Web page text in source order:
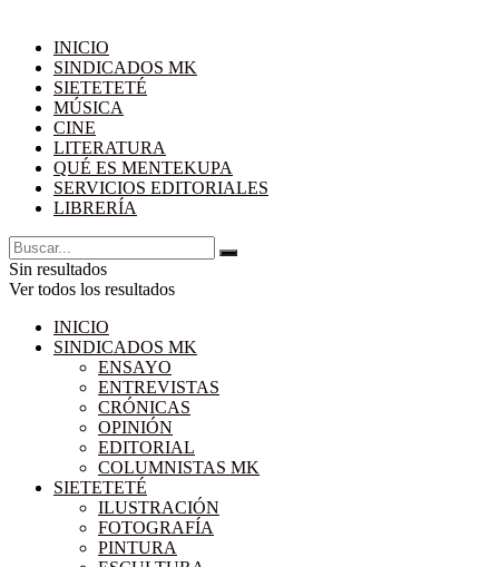
INICIO
SINDICADOS MK
SIETETETÉ
MÚSICA
CINE
LITERATURA
QUÉ ES MENTEKUPA
SERVICIOS EDITORIALES
LIBRERÍA
Sin resultados
Ver todos los resultados
INICIO
SINDICADOS MK
ENSAYO
ENTREVISTAS
CRÓNICAS
OPINIÓN
EDITORIAL
COLUMNISTAS MK
SIETETETÉ
ILUSTRACIÓN
FOTOGRAFÍA
PINTURA